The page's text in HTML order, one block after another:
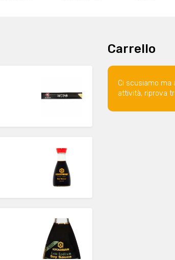
Carrello
Ci scusiamo ma
attività, riprova